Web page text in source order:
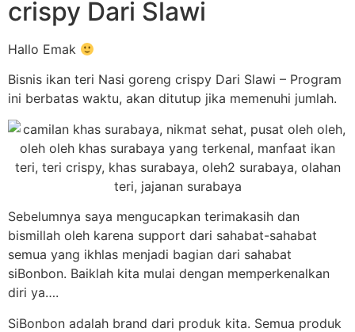
crispy Dari Slawi
Hallo Emak
Bisnis ikan teri Nasi goreng crispy Dari Slawi – Program
ini berbatas waktu, akan ditutup jika memenuhi jumlah.
Sebelumnya saya mengucapkan terimakasih dan
bismillah oleh karena support dari sahabat-sahabat
semua yang ikhlas menjadi bagian dari sahabat
siBonbon. Baiklah kita mulai dengan memperkenalkan
diri ya….
SiBonbon adalah brand dari produk kita. Semua produk